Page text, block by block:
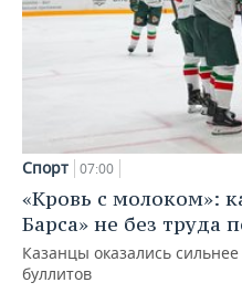
Спорт 07:00
«Кровь с молоком»:
Барса» не без труда
Казанцы оказались
буллитов